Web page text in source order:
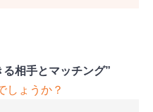
相手とマッチング”
しょうか？